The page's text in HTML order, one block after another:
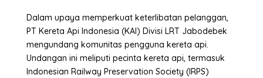
Dalam upaya memperkuat keterlibatan pelanggan,
PT Kereta Api Indonesia (KAI) Divisi LRT Jabodebek
mengundang komunitas pengguna kereta api.
Undangan ini meliputi pecinta kereta api, termasuk
Indonesian Railway Preservation Society (IRPS)